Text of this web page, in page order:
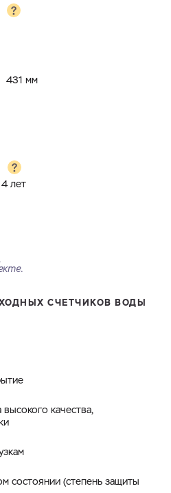
вами в ближайшее время.
431 мм
4 лет
СЧЕТЧИКОВ ВОДЫ
качества,
состоянии (степень защиты